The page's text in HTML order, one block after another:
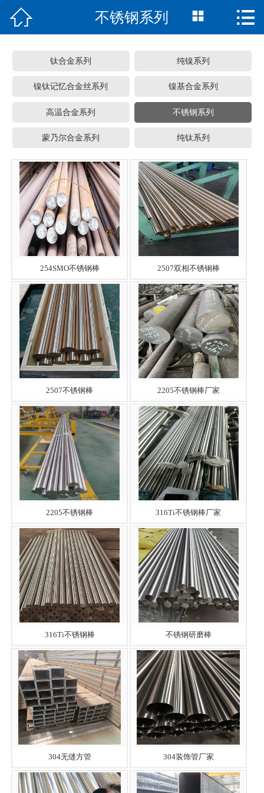
网站首页
生产车间
新闻资讯
常见问题
在线留言
联系我们
 不锈钢系列  
钛合金系列 纯镍系列
镍钛记忆合金丝系列 镍基合金系列
高温合金系列 不锈钢系列
蒙乃尔合金系列 纯钛系列
254SMO不锈钢棒 2507双相不锈钢棒
2507不锈钢棒 2205不锈钢棒厂家
2205不锈钢棒 316Ti不锈钢棒厂家
316Ti不锈钢棒 不锈钢研磨棒
304无缝方管 304装饰管厂家